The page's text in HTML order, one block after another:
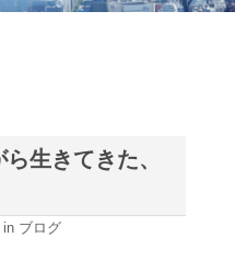
生きてきた、
in ブログ